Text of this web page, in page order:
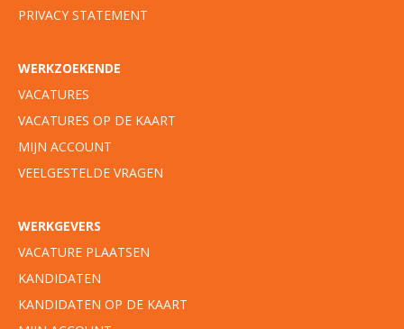
PRIVACY STATEMENT
WERKZOEKENDE
VACATURES
VACATURES OP DE KAART
MIJN ACCOUNT
VEELGESTELDE VRAGEN
WERKGEVERS
VACATURE PLAATSEN
KANDIDATEN
KANDIDATEN OP DE KAART